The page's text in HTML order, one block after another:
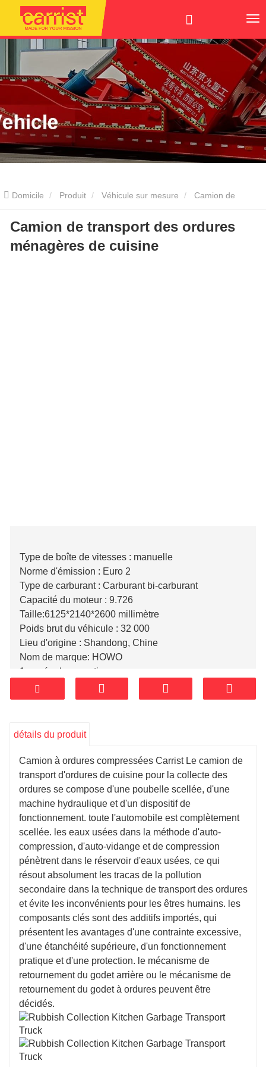
Domicile Produit Véhicule sur mesure
transport des ordures ménagères de cuisine
Camion de transport des ordures
ménagères de cuisine
Type de boîte de vitesses : manuelle
Norme d'émission : Euro 2
Type de carburant : Carburant bi-carburant
Capacité du moteur : 9.726
Taille:6125*2140*2600 millimètre
Poids brut du véhicule : 32 000
Lieu d'origine : Shandong, Chine
Nom de marque: HOWO
1 année de garantie
Poids (KG):32000 kg
Temps de cycle de compression :≤15 S
Épaisseur de la poubelle : côté 3 mm, fond 4 mm,
acier au carbone Q345A.
Manière de contrôle : contrôle manuel et électrique
Capacité : 16
Cabine : Gauche et droite
Vitesse de conduite maximale : 93 km/h
Boîte de vitesse : 10 marches avant, 2 marches
arrière,
détails du produit
Camion à ordures compressées Carrist Le camion de
transport d'ordures de cuisine pour la collecte des
ordures se compose d'une poubelle scellée, d'une
machine hydraulique et d'un dispositif de
fonctionnement. toute l'automobile est complètement
scellée. les eaux usées dans la méthode d'auto-
compression, d'auto-vidange et de compression
pénètrent dans le réservoir d'eaux usées, ce qui
résout absolument les tracas de la pollution
secondaire dans la technique de transport des ordures
et évite les inconvénients pour les êtres humains. les
composants clés sont des additifs importés, qui
présentent les avantages d'une contrainte excessive,
d'une étanchéité supérieure, d'un fonctionnement
pratique et d'une protection. le mécanisme de
retournement du godet arrière ou le mécanisme de
retournement du godet à ordures peuvent être
décidés.